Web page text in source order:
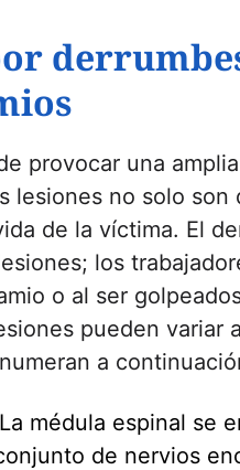
provocar una
lesiones no solo son
de la víctima. El
los
o al ser
pueden variar
a
La médula espinal se
de nervios